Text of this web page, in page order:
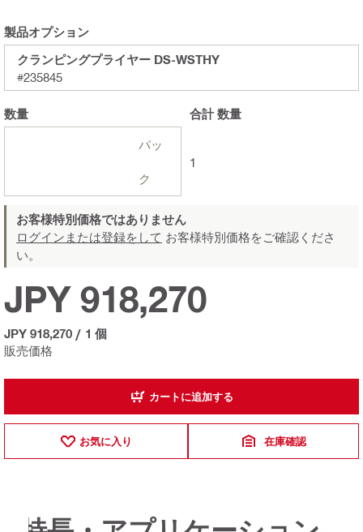
製品オプション
クランピングプライヤー DS-WSTHY
#235845
数量
パッ
ク
合計数量
1
お客様特別価格ではありません
ログインまたは登録をして お客様特別価格をご確認くださ
い。
販売価格
JPY 918,270
JPY 918,270 / 1 個
カートに追加する
お気に入り 在庫確認